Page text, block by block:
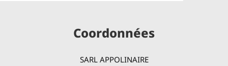
Coordonnées
SARL APPOLINAIRE